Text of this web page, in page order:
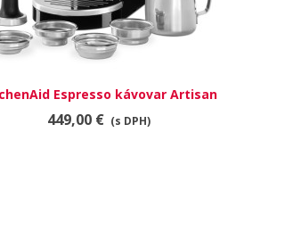
RÝCHLY NÁHĽAD
Espresso kávovar Artisan
5KES6503EOB
449,00 € (s DPH)